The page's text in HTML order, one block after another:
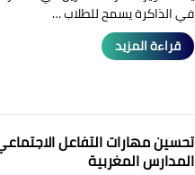
في الذاكرة يسمح للطلاب …
قراءة المزيد
تحسين مهارات التفاعل
المدارس المغربية